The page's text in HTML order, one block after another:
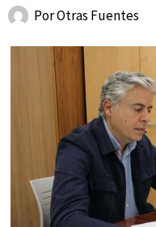
PorOtras Fuentes